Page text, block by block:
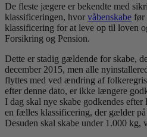
De fleste jægere er bekendte med
klassificeringen, hvor våbenskabe før
klassificering for at leve op til loven
Forsikring og Pension.
Dette er stadig gældende for skabe,
december 2015, men alle
flyttes med ved ændring af
efter denne dato, er ikke længere
I dag skal nye skabe godkendes
en fælles klassificering, der gælder
Desuden skal skabe under 1.000